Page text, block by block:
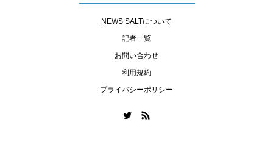
NEWS SALTについて
記者一覧
お問い合わせ
利用規約
プライバシーポリシー